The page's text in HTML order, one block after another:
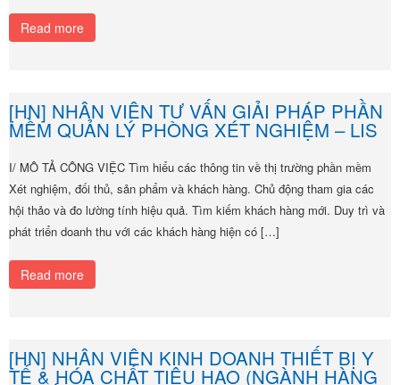
Read more
[HN] NHÂN VIÊN TƯ VẤN GIẢI PHÁP PHẦN
MỀM QUẢN LÝ PHÒNG XÉT NGHIỆM – LIS
I/ MÔ TẢ CÔNG VIỆC Tìm hiểu các thông tin về thị trường phần mềm
Xét nghiệm, đối thủ, sản phẩm và khách hàng. Chủ động tham gia các
hội thảo và đo lường tính hiệu quả. Tìm kiếm khách hàng mới. Duy trì và
phát triển doanh thu với các khách hàng hiện có […]
Read more
[HN] NHÂN VIÊN KINH DOANH THIẾT BỊ Y
TẾ & HÓA CHẤT TIÊU HAO (NGÀNH HÀNG